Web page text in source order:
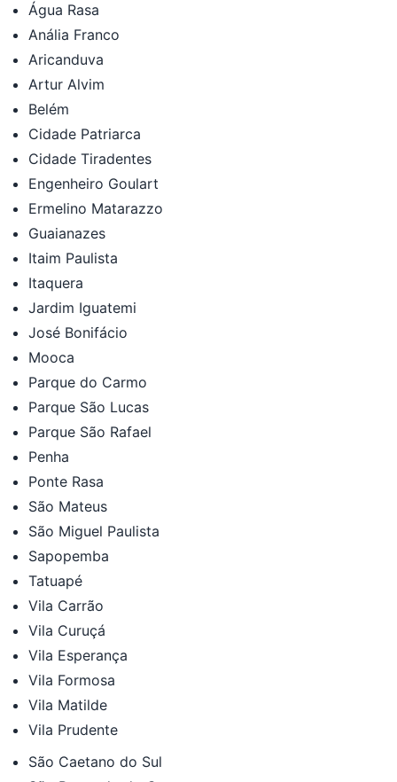
Água Rasa
Anália Franco
Aricanduva
Artur Alvim
Belém
Cidade Patriarca
Cidade Tiradentes
Engenheiro Goulart
Ermelino Matarazzo
Guaianazes
Itaim Paulista
Itaquera
Jardim Iguatemi
José Bonifácio
Mooca
Parque do Carmo
Parque São Lucas
Parque São Rafael
Penha
Ponte Rasa
São Mateus
São Miguel Paulista
Sapopemba
Tatuapé
Vila Carrão
Vila Curuçá
Vila Esperança
Vila Formosa
Vila Matilde
Vila Prudente
São Caetano do Sul